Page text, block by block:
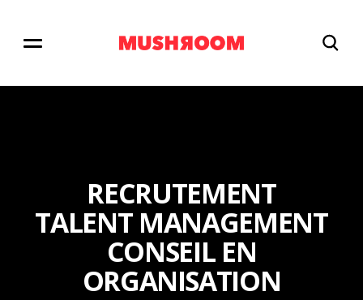
RECRUTEMENT
TALENT MANAGEMENT
CONSEIL EN
ORGANISATION